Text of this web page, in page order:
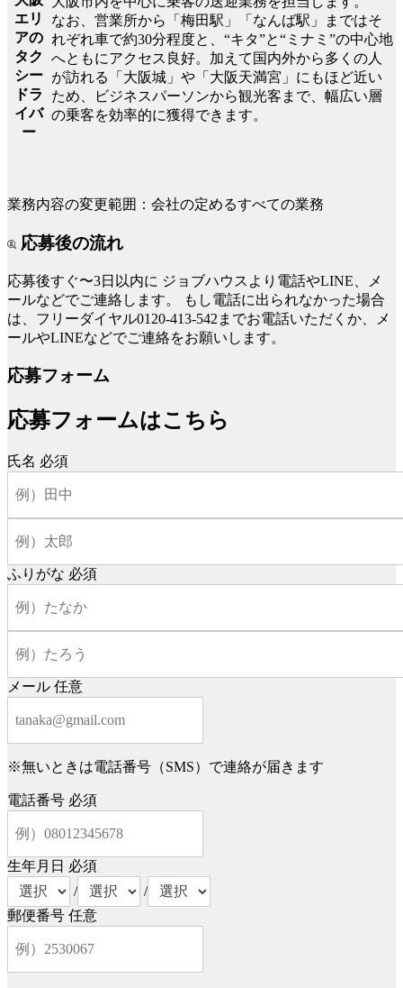
エリ
アの
タク
シー
ドラ
イバ
ー
なお、営業所から「梅田駅」「なんば駅」まではそ
れぞれ車で約30分程度と、“キタ”と“ミナミ”の中心地
へともにアクセス良好。加えて国内外から多くの人
が訪れる「大阪城」や「大阪天満宮」にもほど近い
ため、ビジネスパーソンから観光客まで、幅広い層
の乗客を効率的に獲得できます。
業務内容の変更範囲：会社の定めるすべての業務
応募後の流れ
応募後すぐ〜3日以内に ジョブハウスより電話やLINE、メ
ールなどでご連絡します。
もし電話に出られなかった場合
は、フリーダイヤル0120-413-542までお電話いただくか、メ
ールやLINEなどでご連絡をお願いします。
応募フォーム
応募フォームはこちら
氏名 必須
ふりがな 必須
メール 任意
※無いときは電話番号（SMS）で連絡が届きます
電話番号 必須
生年月日 必須
/
/
郵便番号 任意